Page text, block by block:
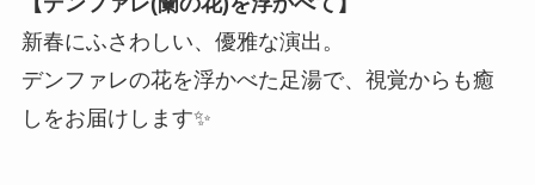
新春にふさわしい、優雅な演出。
デンファレの花を浮かべた足湯で、視覚からも癒
しをお届けします✨